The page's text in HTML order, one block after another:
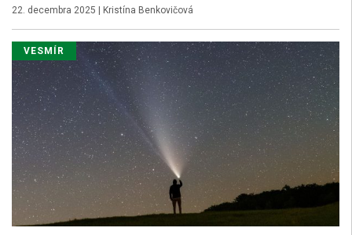
22. decembra 2025 | Kristína Benkovičová
VESMÍR